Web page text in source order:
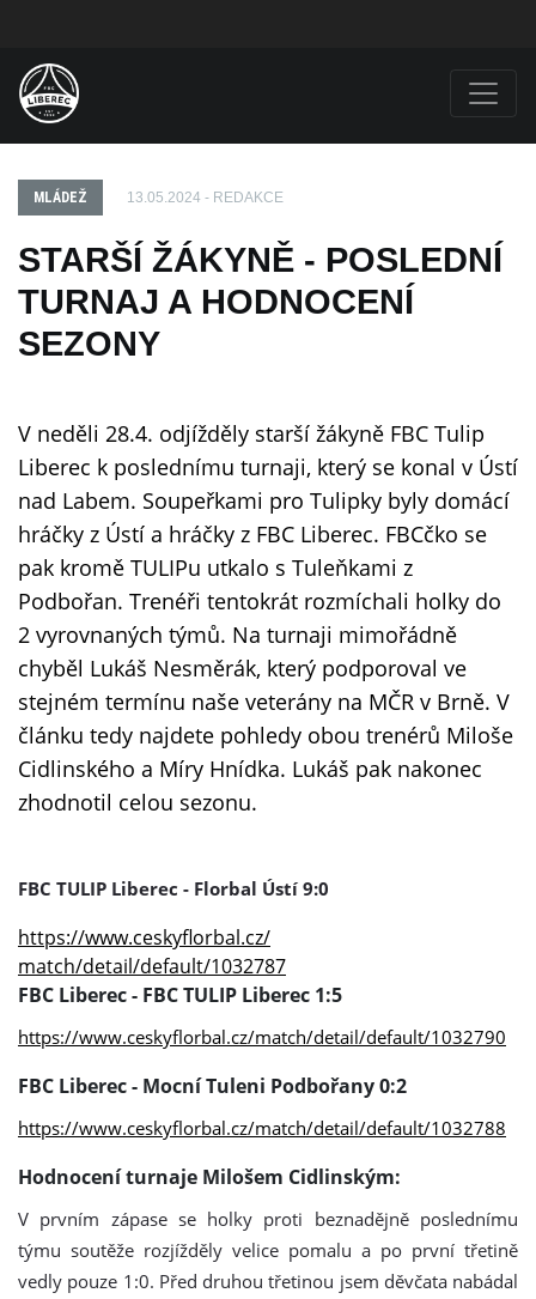
MLÁDEŽ 13.05.2024 - REDAKCE
STARŠÍ ŽÁKYNĚ - POSLEDNÍ
TURNAJ A HODNOCENÍ
SEZONY
V neděli 28.4. odjížděly starší žákyně FBC Tulip
Liberec k poslednímu turnaji, který se konal v Ústí
nad Labem. Soupeřkami pro Tulipky byly domácí
hráčky z Ústí a hráčky z FBC Liberec. FBCčko se
pak kromě TULIPu utkalo s Tuleňkami z
Podbořan. Trenéři tentokrát rozmíchali holky do
2 vyrovnaných týmů. Na turnaji mimořádně
chyběl Lukáš Nesměrák, který podporoval ve
stejném termínu naše veterány na MČR v Brně. V
článku tedy najdete pohledy obou trenérů Miloše
Cidlinského a Míry Hnídka. Lukáš pak nakonec
zhodnotil celou sezonu.
FBC TULIP Liberec - Florbal Ústí 9:0
https://www.ceskyflorbal.cz/
match/detail/default/1032787
FBC Liberec - FBC TULIP Liberec 1:5
https://www.ceskyflorbal.cz/match/detail/default/1032790
FBC Liberec - Mocní Tuleni Podbořany 0:2
https://www.ceskyflorbal.cz/match/detail/default/1032788
Hodnocení turnaje Milošem Cidlinským:
V prvním zápase se holky proti beznadějně poslednímu
týmu soutěže rozjížděly velice pomalu a po první třetině
vedly pouze 1:0. Před druhou třetinou jsem děvčata nabádal